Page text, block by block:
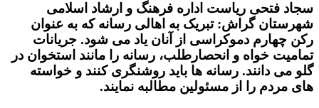
سجاد فتحی ریاست اداره فرهنگ و ارشاد اسلامی
شهرستان گراش: تبریک به اهالی رسانه که به عنوان
رکن چهارم دموکراسی از آنان یاد می شود. جریانات
تمامیت خواه و انحصارطلب، رسانه را مانند استخوان در
گلو می دانند. رسانه ها باید روشنگری کنند و خواسته
های مردم را از مسئولین مطالبه نمایند.